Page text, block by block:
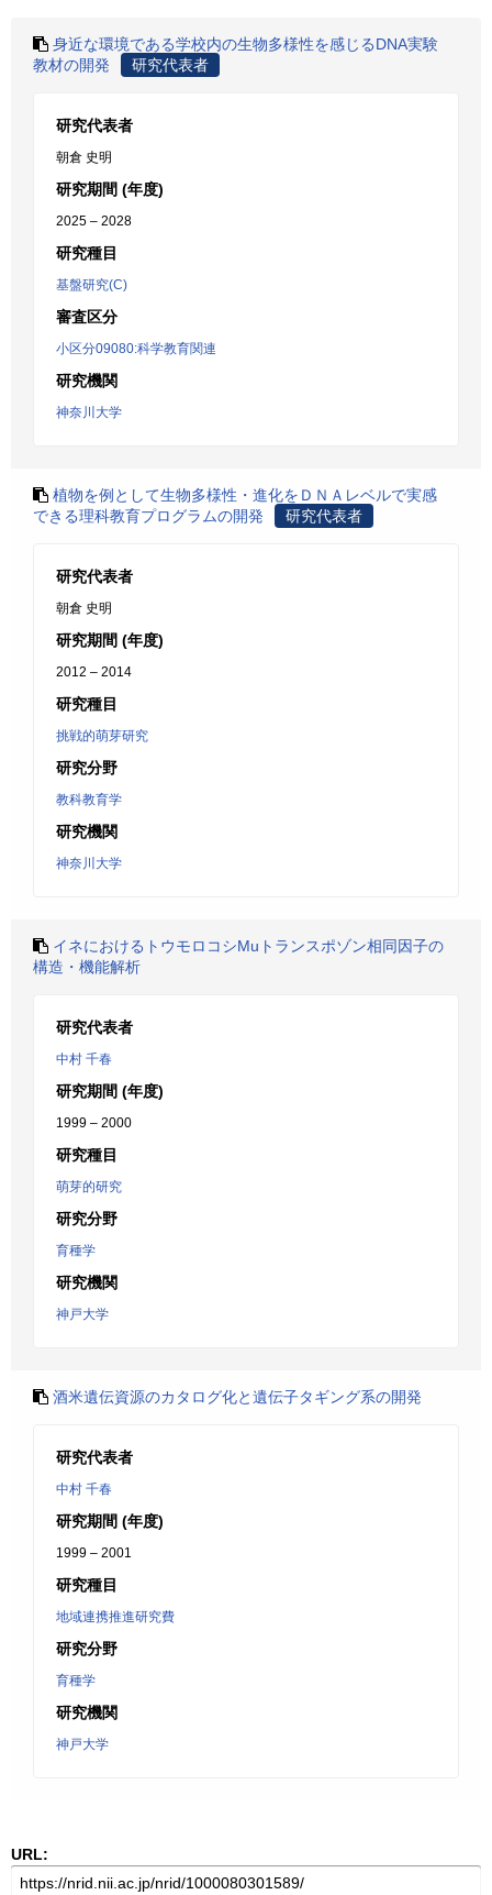
身近な環境である学校内の生物多様性を感じるDNA実験
教材の開発
研究代表者
研究代表者
朝倉 史明
研究期間 (年度)
2025 – 2028
研究種目
基盤研究(C)
審査区分
小区分09080:科学教育関連
研究機関
神奈川大学
植物を例として生物多様性・進化をＤＮＡレベルで実感
できる理科教育プログラムの開発
研究代表者
研究代表者
朝倉 史明
研究期間 (年度)
2012 – 2014
研究種目
挑戦的萌芽研究
研究分野
教科教育学
研究機関
神奈川大学
イネにおけるトウモロコシMuトランスポゾン相同因子の
構造・機能解析
研究代表者
中村 千春
研究期間 (年度)
1999 – 2000
研究種目
萌芽的研究
研究分野
育種学
研究機関
神戸大学
酒米遺伝資源のカタログ化と遺伝子タギング系の開発
研究代表者
中村 千春
研究期間 (年度)
1999 – 2001
研究種目
地域連携推進研究費
研究分野
育種学
研究機関
神戸大学
URL: